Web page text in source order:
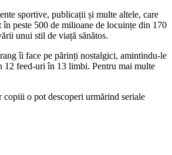
sportive, publicații și multe altele, care
peste 500 de milioane de locuințe din 170
unui stil de viață sănătos.
îi face pe părinți nostalgici, amintindu-le
12 feed-uri în 13 limbi. Pentru mai multe
o pot descoperi urmărind seriale